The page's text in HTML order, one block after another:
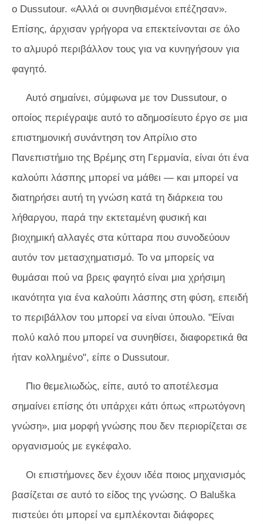
ο Dussutour. «Αλλά οι συνηθισμένοι επέζησαν».
Επίσης, άρχισαν γρήγορα να επεκτείνονται σε όλο
το αλμυρό περιβάλλον τους για να κυνηγήσουν για
φαγητό.
Αυτό σημαίνει, σύμφωνα με τον Dussutour, ο
οποίος περιέγραψε αυτό το αδημοσίευτο έργο σε μια
επιστημονική συνάντηση τον Απρίλιο στο
Πανεπιστήμιο της Βρέμης στη Γερμανία, είναι ότι ένα
καλούπι λάσπης μπορεί να μάθει — και μπορεί να
διατηρήσει αυτή τη γνώση κατά τη διάρκεια του
λήθαργου, παρά την εκτεταμένη φυσική και
βιοχημική αλλαγές στα κύτταρα που συνοδεύουν
αυτόν τον μετασχηματισμό. Το να μπορείς να
θυμάσαι πού να βρεις φαγητό είναι μια χρήσιμη
ικανότητα για ένα καλούπι λάσπης στη φύση, επειδή
το περιβάλλον του μπορεί να είναι ύπουλο. "Είναι
πολύ καλό που μπορεί να συνηθίσει, διαφορετικά θα
ήταν κολλημένο", είπε ο Dussutour.
Πιο θεμελιωδώς, είπε, αυτό το αποτέλεσμα
σημαίνει επίσης ότι υπάρχει κάτι όπως «πρωτόγονη
γνώση», μια μορφή γνώσης που δεν περιορίζεται σε
οργανισμούς με εγκέφαλο.
Οι επιστήμονες δεν έχουν ιδέα ποιος μηχανισμός
βασίζεται σε αυτό το είδος της γνώσης. Ο Baluška
πιστεύει ότι μπορεί να εμπλέκονται διάφορες